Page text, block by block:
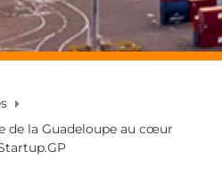
de la Guadeloupe au cœur